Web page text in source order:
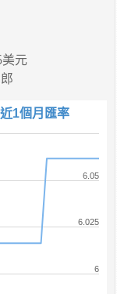
元
1個月匯率
6
6.025
6.05